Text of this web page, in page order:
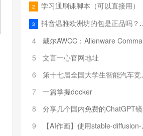
2 学习通刷课脚本（可以直接用）
3
抖音温雅欧洲坊的包是正品吗？温雅卖的包为啥那么便宜？
4
戴尔AWCC：Alienware Command Center 故障排除方法，里面附有超全详解呦，快来快来，欢迎观看~
5
文言一心官网地址
6
第十七届全国大学生智能汽车竞赛全国总决赛参赛队伍奖项公告
7
一篇掌握docker
8
分享几个国内免费的ChatGPT镜像网址(亲测有效-4月25日更新)
9
【AI作画】使用stable-diffusion-webui搭建AI作画平台